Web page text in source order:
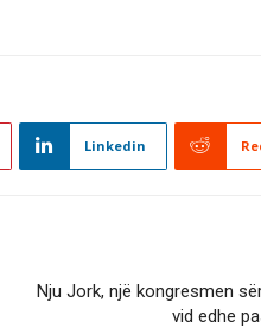
Linkedin
Nju Jork, një kongresmen
vid edhe